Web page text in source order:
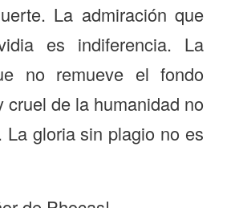
La admiración que
es indiferencia. La
no remueve el fondo
cruel de la humanidad no
La gloria sin plagio no es